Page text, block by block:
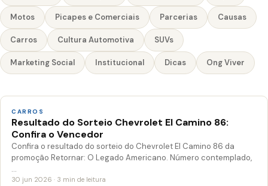
Motos Picapes e Comerciais Parcerias Causas
Carros Cultura Automotiva SUVs
Marketing Social Institucional Dicas Ong Viver
CARROS
Resultado do Sorteio Chevrolet El Camino 86:
Confira o Vencedor
Confira o resultado do sorteio do Chevrolet El Camino 86 da
promoção Retornar: O Legado Americano. Número contemplado,
…
30 jun 2026 · 3 min de leitura